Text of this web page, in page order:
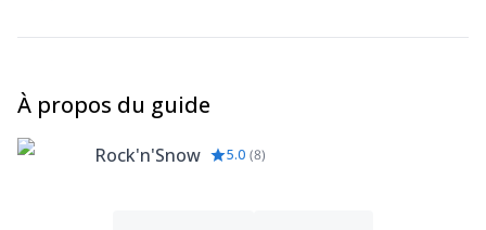
À propos du guide
Rock'n'Snow 5.0 (8)